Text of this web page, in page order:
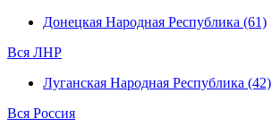
Донецкая Народная Республика (61)
Вся ЛНР
Луганская Народная Республика (42)
Вся Россия